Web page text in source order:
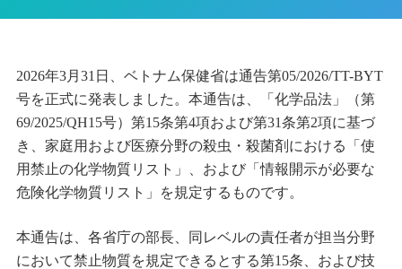
2026年3月31日、ベトナム保健省は通告第05/2026/TT-BYT
号を正式に発表しました。本通告は、「化学品法」（第
69/2025/QH15号）第15条第4項および第31条第2項に基づ
き、家庭用および医療分野の殺虫・殺菌剤における「使
用禁止の化学物質リスト」、および「情報開示が必要な
危険化学物質リスト」を規定するものです。
本通告は、各省庁の部長、同レベルの責任者が担当分野
において禁止物質を規定できるとする第15条、および技